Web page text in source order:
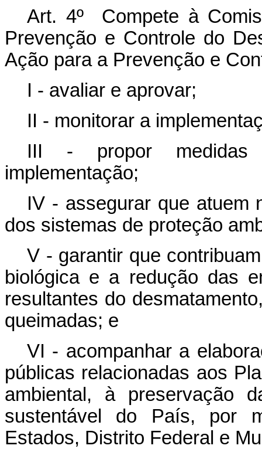
Art. 4º Compete à
Prevenção e Controle do
Ação para a Prevenção e
I - avaliar e aprovar;
II - monitorar a
III - propor medidas
implementação;
IV - assegurar que atuem
dos sistemas de proteção
V - garantir que
biológica e a redução das
resultantes do
queimadas; e
VI - acompanhar a
públicas relacionadas aos
ambiental, à preservação
sustentável do País, por
Estados, Distrito Federal e